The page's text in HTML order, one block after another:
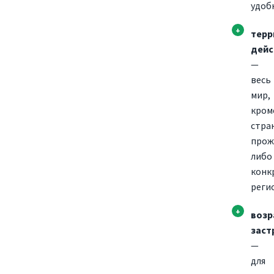
—
весь
мир,
либо
—
для